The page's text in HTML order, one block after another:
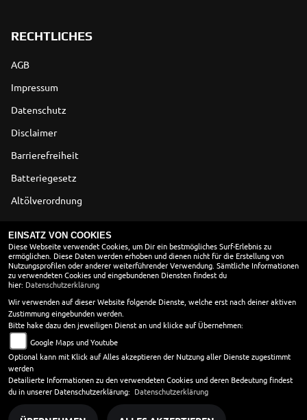
RECHTLICHES
AGB
Impressum
Datenschutz
Disclaimer
Barrierefreiheit
Batteriegesetz
Altölverordnung
ÖFFNUNGSZEITEN
SOMMER
Montag:
09:00 - 12:00 und 13:00 - 18:00
Dienstag:
09:00 - 12:00 und 13:00 - 18:00
Mittwoch:
09:00 - 12:00 und 13:00 - 18:00
Donnerstag:
09:00 - 12:00 und 13:00 - 18:00
Freitag:
09:00 - 12:00 und 13:00 - 18:00
Samstag:
10:00 - 13:00
Sonntag:
geschlossen
EINSATZ VON COOKIES
Diese Webseite verwendet Cookies, um Dir ein bestmögliches Surf-Erlebnis zu
ermöglichen. Diese Daten werden erhoben und dienen nicht für die Erstellung von
Nutzungsprofilen oder anderer weiterführender Verwendung. Sämtliche Informationen
zu verwendeten Cookies und eingebundenen Diensten findest du
hier: Datenschutzerklärung
Wir verwenden auf dieser Website folgende Dienste, welche erst nach deiner aktiven
Zustimmung eingebunden werden.
Bitte hake dazu den jeweiligen Dienst an und klicke auf Übernehmen:
Google Maps und Youtube
Optional kann mit Klick auf Alles akzeptieren der Nutzung aller Dienste zugestimmt
werden
Detailierte Informationen zu den verwendeten Cookies und deren Bedeutung findest
du in unserer Datenschutzerklärung: Datenschutzerklärung